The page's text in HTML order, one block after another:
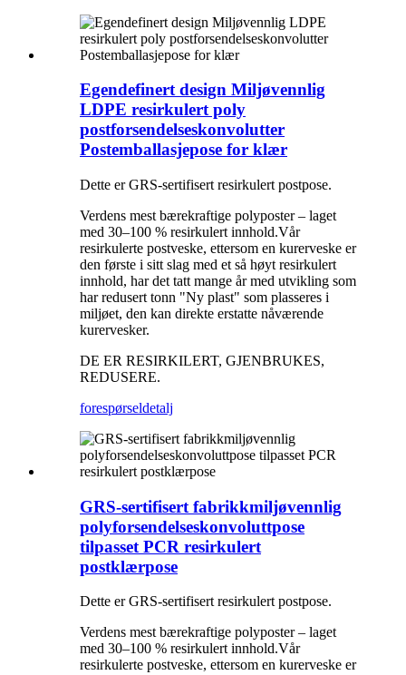
Egendefinert design Miljøvennlig
LDPE resirkulert poly
postforsendelseskonvolutter
Postemballasjepose for klær
Dette er GRS-sertifisert resirkulert postpose.
Verdens mest bærekraftige polyposter – laget
med 30–100 % resirkulert innhold.Vår
resirkulerte postveske, ettersom en kurerveske er
den første i sitt slag med et så høyt resirkulert
innhold, har det tatt mange år med utvikling som
har redusert tonn "Ny plast" som plasseres i
miljøet, den kan direkte erstatte nåværende
kurervesker.
DE ER RESIRKILERT, GJENBRUKES,
REDUSERE.
forespørseldetalj
GRS-sertifisert fabrikkmiljøvennlig
polyforsendelseskonvoluttpose
tilpasset PCR resirkulert
postklærpose
Dette er GRS-sertifisert resirkulert postpose.
Verdens mest bærekraftige polyposter – laget
med 30–100 % resirkulert innhold.Vår
resirkulerte postveske, ettersom en kurerveske er